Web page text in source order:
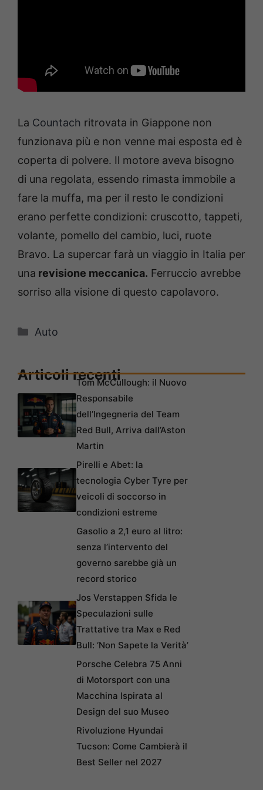
La Countach ritrovata in Giappone non
funzionava più e non venne mai esposta ed è
coperta di polvere. Il motore aveva bisogno
di una regolata, essendo rimasta immobile a
fare la muffa, ma per il resto le condizioni
erano perfette condizioni: cruscotto, tappeti,
volante, pomello del cambio, luci, ruote
Bravo. La supercar farà un viaggio in Italia per
una revisione meccanica. Ferruccio avrebbe
sorriso alla visione di questo capolavoro.
Categorie
Auto
Articoli recentiTom McCullough: il Nuovo
Responsabile
dell’Ingegneria del Team
Red Bull, Arriva dall’Aston
Martin
Pirelli e Abet: la
tecnologia Cyber Tyre per
veicoli di soccorso in
condizioni estreme
Gasolio a 2,1 euro al litro:
senza l’intervento del
governo sarebbe già un
record storico
Jos Verstappen Sfida le
Speculazioni sulle
Trattative tra Max e Red
Bull: ‘Non Sapete la Verità’
Porsche Celebra 75 Anni
di Motorsport con una
Macchina Ispirata al
Design del suo Museo
Rivoluzione Hyundai
Tucson: Come Cambierà il
Best Seller nel 2027